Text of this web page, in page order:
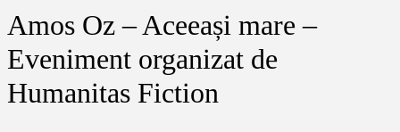
Amos Oz – Aceeași mare –
Eveniment organizat de
Humanitas Fiction